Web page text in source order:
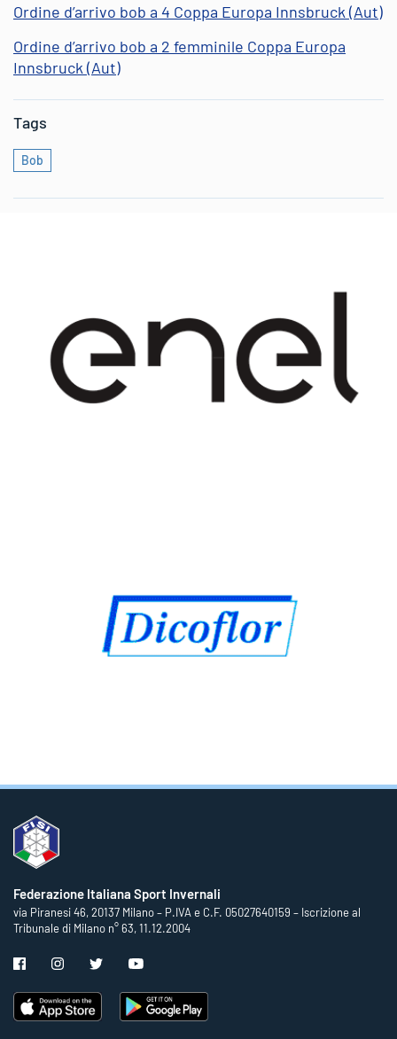
Ordine d’arrivo bob a 4 Coppa Europa Innsbruck (Aut)
Ordine d’arrivo bob a 2 femminile Coppa Europa
Innsbruck (Aut)
Tags
Bob
Federazione Italiana Sport Invernali
via Piranesi 46, 20137 Milano – P.IVA e C.F. 05027640159 – Iscrizione al
Tribunale di Milano n° 63, 11.12.2004